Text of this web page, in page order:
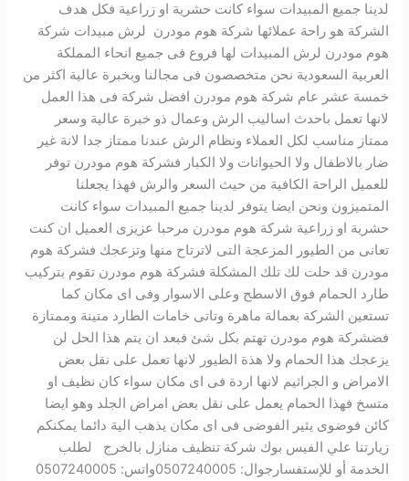
لدينا جميع المبيدات سواء كانت حشرية او زراعية فكل هدف
الشركة هو راحة عملائها شركة هوم مودرن لرش مبيدات شركة
هوم مودرن لرش المبيدات لها فروع فى جميع انحاء المملكة
العربية السعودية نحن متخصصون فى مجالنا وبخبرة عالية اكثر من
خمسة عشر عام شركة هوم مودرن افضل شركة فى هذا العمل
لانها تعمل باحدث اساليب الرش وعمال ذو خبرة عالية وسعر
ممتاز مناسب لكل العملاء ونظام الرش عندنا ممتاز جدا لانة غير
ضار بالاطفال ولا الحيوانات ولا الكبار فشركة هوم مودرن توفر
للعميل الراحة الكافية من حيث السعر والرش فهذا يجعلنا
المتميزون ونحن ايضا يتوفر لدينا جميع المبيدات سواء كانت
حشرية او زراعية شركة هوم مودرن مرحبا عزيزى العميل ان كنت
تعانى من الطيور المزعجة التى لاترتاح منها وتزعجك فشركة هوم
مودرن قد حلت لك تلك المشكلة فشركة هوم مودرن تقوم بتركيب
طارد الحمام فوق الاسطح وعلى الاسوار وفى اى مكان كما
تستعين الشركة بعمالة ماهرة وتاتى خامات الطارد متينة وممتازة
فضشركة هوم مودرن تهتم بكل شئ فبعد ان يتم هذا الحل لن
يزعجك هذا الحمام ولا هذة الطيور لانها تعمل على نقل بعض
الامراض و الجراثيم لانها اردة فى اى مكان سواء كان نظيف او
متسخ فهذا الحمام يعمل على نقل بعض امراض الجلد وهو ايضا
كائن فوضوى يثير الفوضى فى اى مكان يذهب الية دائما يمكنكم
زيارتنا علي الفيس بوك شركة تنظيف منازل بالخرج لطلب
الخدمة أو للإستفسارجوال: 0507240005واتس: 0507240005